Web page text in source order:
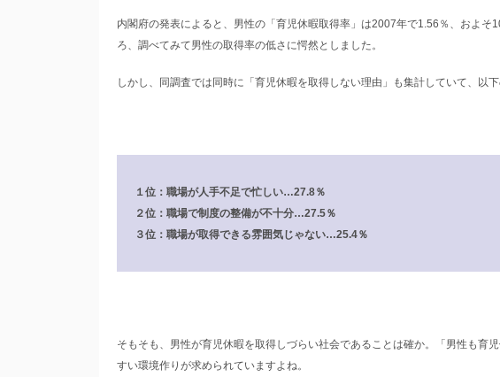
内閣府の発表によると、男性の「育児休暇取得率」は2007年で1.56％、およそ
ろ、調べてみて男性の取得率の低さに愕然としました。
しかし、同調査では同時に「育児休暇を取得しない理由」も集計していて、以
１位：職場が人手不足で忙しい…27.8％
２位：職場で制度の整備が不十分…27.5％
３位：職場が取得できる雰囲気じゃない…25.4％
そもそも、男性が育児休暇を取得しづらい社会であることは確か。「男性も育
すい環境作りが求められていますよね。